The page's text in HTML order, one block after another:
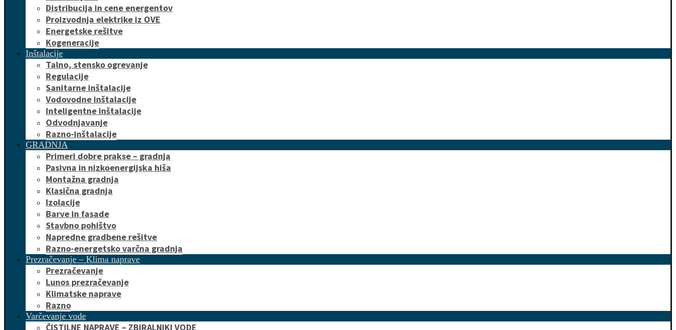
Distribucija in cene energentov
Proizvodnja elektrike iz OVE
Energetske rešitve
Kogeneracije
Inštalacije
Talno, stensko ogrevanje
Regulacije
Sanitarne inštalacije
Vodovodne inštalacije
Inteligentne inštalacije
Odvodnjavanje
Razno-inštalacije
GRADNJA
Primeri dobre prakse – gradnja
Pasivna in nizkoenergijska hiša
Montažna gradnja
Klasična gradnja
Izolacije
Barve in fasade
Stavbno pohištvo
Napredne gradbene rešitve
Razno-energetsko varčna gradnja
Prezračevanje – Klima naprave
Prezračevanje
Lunos prezračevanje
Klimatske naprave
Razno
Varčevanje vode
ČISTILNE NAPRAVE – ZBIRALNIKI VODE